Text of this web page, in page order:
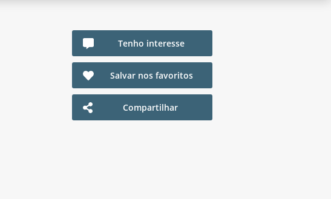
Tenho interesse
Salvar nos favoritos
Compartilhar